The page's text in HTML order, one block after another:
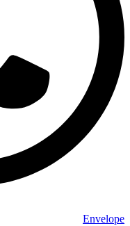
Envelope